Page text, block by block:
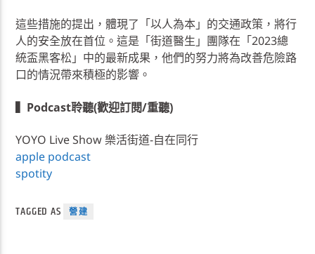
這些措施的提出，體現了「以人為本」的交通政策，將行
人的安全放在首位。這是「街道醫生」團隊在「2023總
統盃黑客松」中的最新成果，他們的努力將為改善危險路
口的情況帶來積極的影響。
▍Podcast聆聽(歡迎訂閱/重聽)
YOYO Live Show 樂活街道-自在同行
apple podcast
spotity
TAGGED AS 營建